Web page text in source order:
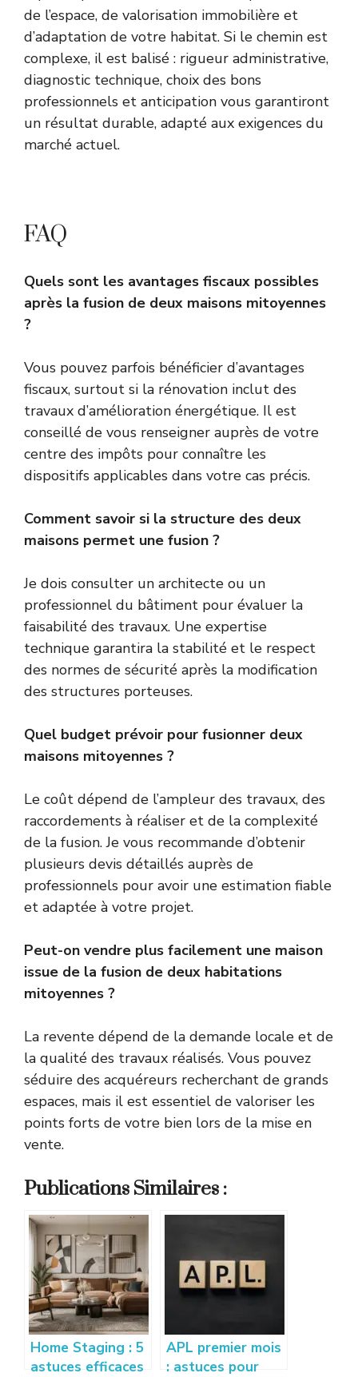
de l’espace, de valorisation immobilière et
d’adaptation de votre habitat. Si le chemin est
complexe, il est balisé : rigueur administrative,
diagnostic technique, choix des bons
professionnels et anticipation vous garantiront
un résultat durable, adapté aux exigences du
marché actuel.
FAQ
Quels sont les avantages fiscaux possibles
après la fusion de deux maisons mitoyennes
?
Vous pouvez parfois bénéficier d’avantages
fiscaux, surtout si la rénovation inclut des
travaux d’amélioration énergétique. Il est
conseillé de vous renseigner auprès de votre
centre des impôts pour connaître les
dispositifs applicables dans votre cas précis.
Comment savoir si la structure des deux
maisons permet une fusion ?
Je dois consulter un architecte ou un
professionnel du bâtiment pour évaluer la
faisabilité des travaux. Une expertise
technique garantira la stabilité et le respect
des normes de sécurité après la modification
des structures porteuses.
Quel budget prévoir pour fusionner deux
maisons mitoyennes ?
Le coût dépend de l’ampleur des travaux, des
raccordements à réaliser et de la complexité
de la fusion. Je vous recommande d’obtenir
plusieurs devis détaillés auprès de
professionnels pour avoir une estimation fiable
et adaptée à votre projet.
Peut-on vendre plus facilement une maison
issue de la fusion de deux habitations
mitoyennes ?
La revente dépend de la demande locale et de
la qualité des travaux réalisés. Vous pouvez
séduire des acquéreurs recherchant de grands
espaces, mais il est essentiel de valoriser les
points forts de votre bien lors de la mise en
vente.
Publications Similaires :
Home Staging : 5
astuces efficaces
APL premier mois
: astuces pour